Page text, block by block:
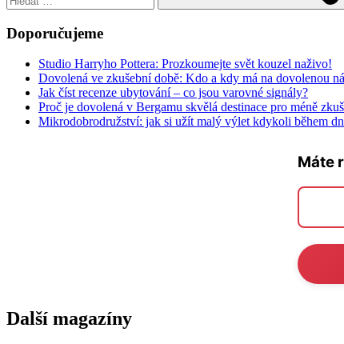
Doporučujeme
Studio Harryho Pottera: Prozkoumejte svět kouzel naživo!
Dovolená ve zkušební době: Kdo a kdy má na dovolenou
Jak číst recenze ubytování – co jsou varovné signály?
Proč je dovolená v Bergamu skvělá destinace pro méně
Mikrodobrodružství: jak si užít malý výlet kdykoli během
Máte
Další magazíny